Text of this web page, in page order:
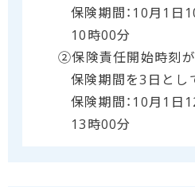
保険期間：10月1日
10時00分
②保険責任開始時刻
保険期間を3日とし
保険期間：10月1日
13時00分